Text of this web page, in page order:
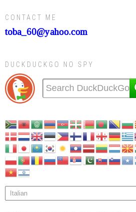
CONTACT ME
toba_60@yahoo.com
DUCKDUCKGO NO SPY